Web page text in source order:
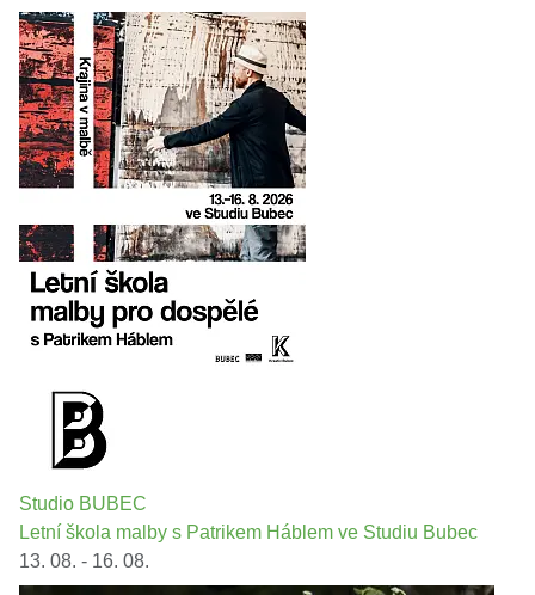
Studio BUBEC
Letní škola malby s Patrikem Háblem ve Studiu Bubec
13. 08. - 16. 08.